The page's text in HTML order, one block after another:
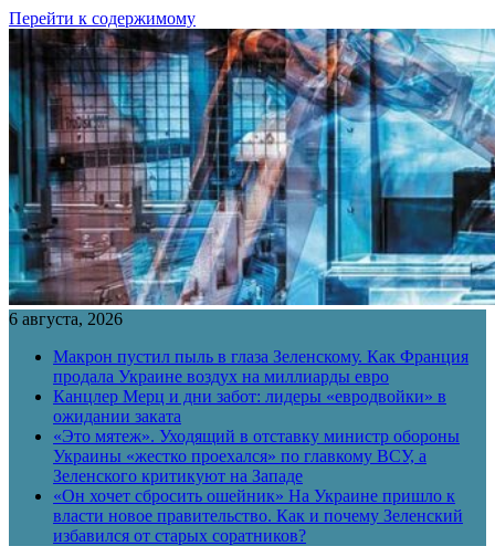
Перейти к содержимому
6 августа, 2026
Макрон пустил пыль в глаза Зеленскому. Как Франция
продала Украине воздух на миллиарды евро
Канцлер Мерц и дни забот: лидеры «евродвойки» в
ожидании заката
«Это мятеж». Уходящий в отставку министр обороны
Украины «жестко проехался» по главкому ВСУ, а
Зеленского критикуют на Западе
«Он хочет сбросить ошейник» На Украине пришло к
власти новое правительство. Как и почему Зеленский
избавился от старых соратников?